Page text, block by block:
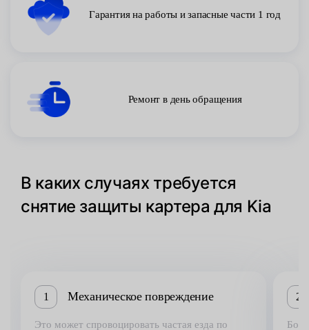
Гарантия на работы и запасные части 1 год
Ремонт в день обращения
В каких случаях требуется
снятие защиты картера для Kia
1 Механическое повреждение
Это может спровоцировать частая езда по
2